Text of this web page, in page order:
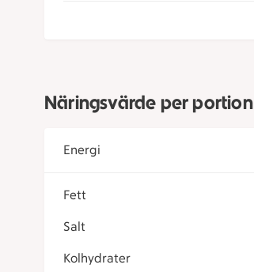
Näringsvärde per portion
Energi
Fett
Salt
Kolhydrater